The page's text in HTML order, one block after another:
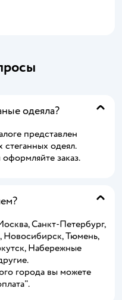
одеяла?
представлен
одеял.
заказ.
Санкт-Петербург,
Тюмень,
Набережные
города вы можете